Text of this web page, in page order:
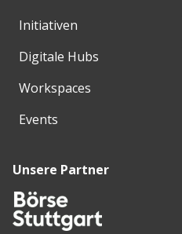
Initiativen
Digitale Hubs
Workspaces
Events
Unsere Partner